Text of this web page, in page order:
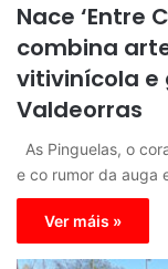
Nace ‘Entre
combina
vitivinícola e
Valdeorras
As Pinguelas, o
e co rumor da auga
Ver máis »